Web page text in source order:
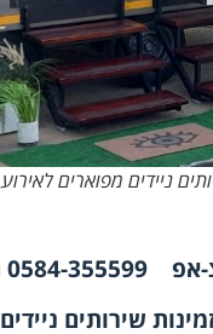
ניידים מפוארים
אפ 0584-355599
שירותים